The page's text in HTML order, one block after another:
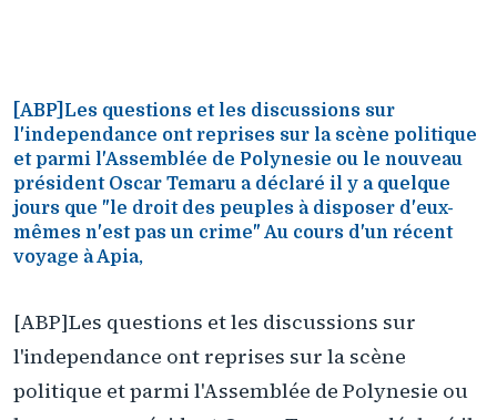
[ABP]Les questions et les discussions sur
l'independance ont reprises sur la scène politique
et parmi l'Assemblée de Polynesie ou le nouveau
président Oscar Temaru a déclaré il y a quelque
jours que "le droit des peuples à disposer d'eux-
mêmes n'est pas un crime" Au cours d'un récent
voyage à Apia,
[ABP]Les questions et les discussions sur
l'independance ont reprises sur la scène
politique et parmi l'Assemblée de Polynesie ou